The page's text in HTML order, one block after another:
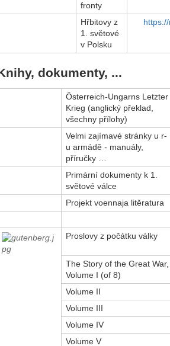
fronty
Hřbitovy z
1. světové
v Polsku
dokumenty, ...
Österreich-Ungarns Letzter
Krieg (anglický překlad,
všechny přílohy)
Velmi zajímavé stránky u r-
u armádě - manuály,
příručky …
Primární dokumenty k 1.
světové válce
Projekt voennaja litěratura
Proslovy z počátku války
The Story of the Great War,
Volume I (of 8)
Volume II
Volume III
Volume IV
Volume V